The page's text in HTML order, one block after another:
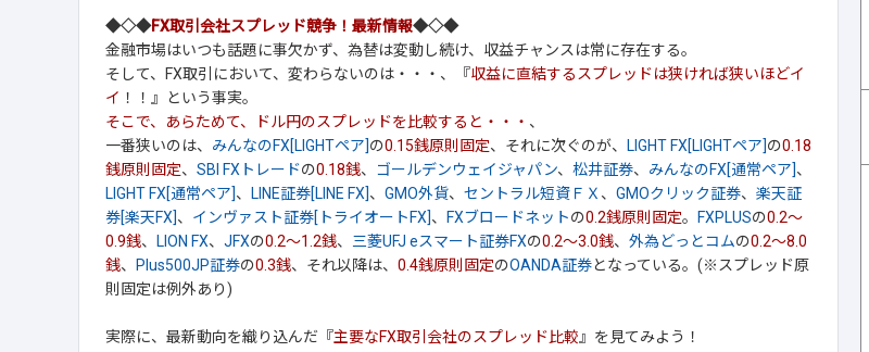
◆◇◆FX取引会社スプレッド競争！最新情報◆◇◆
金融市場はいつも話題に事欠かず、為替は変動し続け、収益チャンスは常に存在する。
そして、FX取引において、変わらないのは・・・、『収益に直結するスプレッドは狭ければ狭いほどイ
イ ！！』という事実。
そこで、あらためて、ドル円のスプレッドを比較すると・・・ 、
一番狭いのは、 みんなのFX[LIGHTペア]の0.15銭原則固定、それに次ぐのが、 LIGHT FX[LIGHTペア]の0.18
銭原則固定、 SBI FXトレードの0.18銭、 ゴールデンウェイジャパン、 松井証券、 みんなのFX[通常ペア]、
LIGHT FX[通常ペア]、 LINE証券[LINE FX]、 GMO外貨、 セントラル短資ＦＸ 、 GMOクリック証券、 楽天証
券[楽天FX]、 インヴァスト証券[トライオートFX]、 FXブロードネットの0.2銭原則固定。 FXPLUSの0.2～
0.9銭、 LION FX、 JFXの0.2～1.2銭、 三菱UFJ eスマート証券FXの0.2～3.0銭、 外為どっとコムの0.2～8.0
銭、 Plus500JP証券の0.3銭、それ以降は、 0.4銭原則固定のOANDA証券となっている。(※スプレッド原
則固定は例外あり)
実際に、最新動向を織り込んだ『主要なFX取引会社のスプレッド比較 』を見てみよう！